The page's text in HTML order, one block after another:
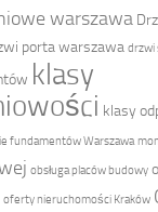
warszawa
porta warszawa drzwi
klasy
klasy
fundamentów Warszawa
obsługa placów budowy
oferty nieruchomości Kraków